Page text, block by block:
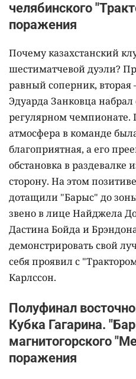
челябинского
поражения
Почему казахстанский
шестиматчевой дуэли?
равный соперник,
Эдуарда Занковца
регулярном чемпионате.
атмосфера в команде
благоприятная, а его
обстановка в
сторону. На этом
дотащили "Барыс" до
звено в лице Найджела
Дастина Бойда и
демонстрировать свой
себя проявил с
Карлссон.
Полуфинал
Кубка Гагарина.
магнитогорского
поражения